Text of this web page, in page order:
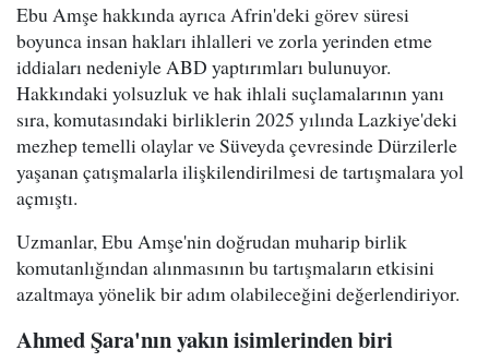
Ebu Amşe hakkında ayrıca Afrin'deki görev süresi
boyunca insan hakları ihlalleri ve zorla yerinden etme
iddiaları nedeniyle ABD yaptırımları bulunuyor.
Hakkındaki yolsuzluk ve hak ihlali suçlamalarının yanı
sıra, komutasındaki birliklerin 2025 yılında Lazkiye'deki
mezhep temelli olaylar ve Süveyda çevresinde Dürzilerle
yaşanan çatışmalarla ilişkilendirilmesi de tartışmalara yol
açmıştı.
Uzmanlar, Ebu Amşe'nin doğrudan muharip birlik
komutanlığından alınmasının bu tartışmaların etkisini
azaltmaya yönelik bir adım olabileceğini değerlendiriyor.
Ahmed Şara'nın yakın isimlerinden biri